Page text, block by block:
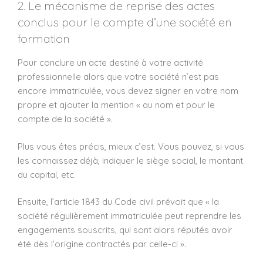
2. Le mécanisme de reprise des actes
conclus pour le compte d’une société en
formation
Pour conclure un acte destiné à votre activité
professionnelle alors que votre société n’est pas
encore immatriculée, vous devez signer en votre nom
propre et ajouter la mention « au nom et pour le
compte de la société ».
Plus vous êtes précis, mieux c’est. Vous pouvez, si vous
les connaissez déjà, indiquer le siège social, le montant
du capital, etc.
Ensuite, l’article 1843 du Code civil prévoit que « la
société régulièrement immatriculée peut reprendre les
engagements souscrits, qui sont alors réputés avoir
été dès l’origine contractés par celle-ci ».